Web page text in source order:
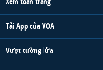
Tải App của VOA
Vượt tường lửa